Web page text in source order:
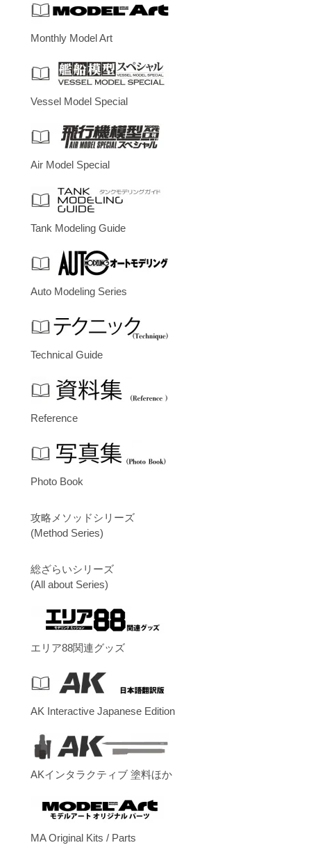
Monthly Model Art
Vessel Model Special
Air Model Special
Tank Modeling Guide
Auto Modeling Series
Technical Guide
Reference
Photo Book
攻略メソッドシリーズ
(Method Series)
総ざらいシリーズ
(All about Series)
エリア88関連グッズ
AK Interactive Japanese Edition
AKインタラクティブ 塗料ほか
MA Original Kits / Parts